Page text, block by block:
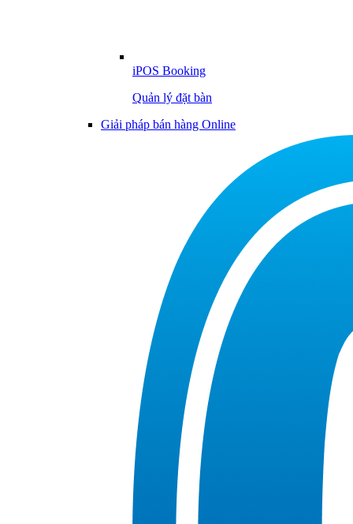
iPOS Booking
Quản lý đặt bàn
Giải pháp bán hàng Online